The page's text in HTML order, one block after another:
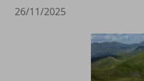
26/11/2025